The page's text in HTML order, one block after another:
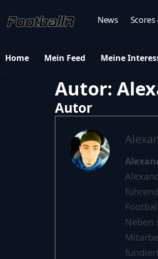
News Scores
Home Mein Feed Meine
Autor:
Autor
Neben